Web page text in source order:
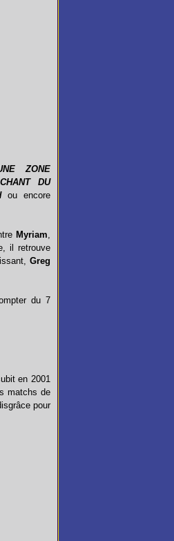
ZONE
DU
ou encore
Myriam,
il retrouve
Greg
du 7
en 2001
matchs de
pour